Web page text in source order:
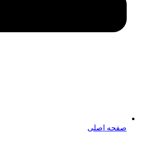
صفحه اصلی